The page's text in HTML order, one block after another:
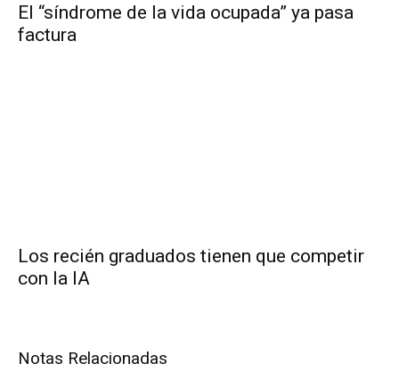
El “síndrome de la vida ocupada” ya pasa
factura
Los recién graduados tienen que competir
con la IA
Notas Relacionadas